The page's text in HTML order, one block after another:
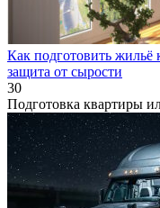
Как подготовить жильё
защита от сырости
30
Подготовка квартиры